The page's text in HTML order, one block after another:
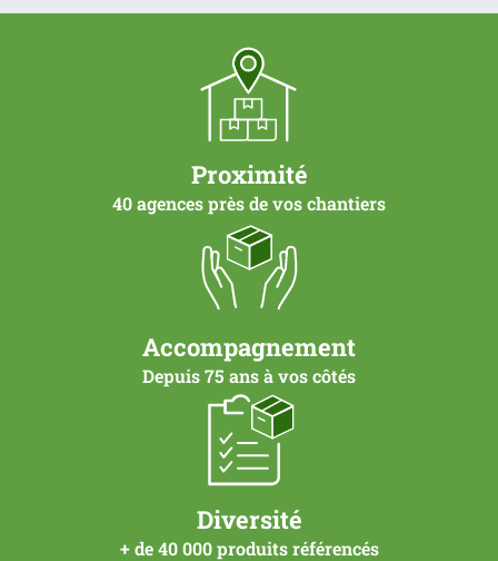
0.546
Proximité
40 agences près de vos chantiers
Accompagnement
Depuis 75 ans à vos côtés
Diversité
+ de 40 000 produits référencés